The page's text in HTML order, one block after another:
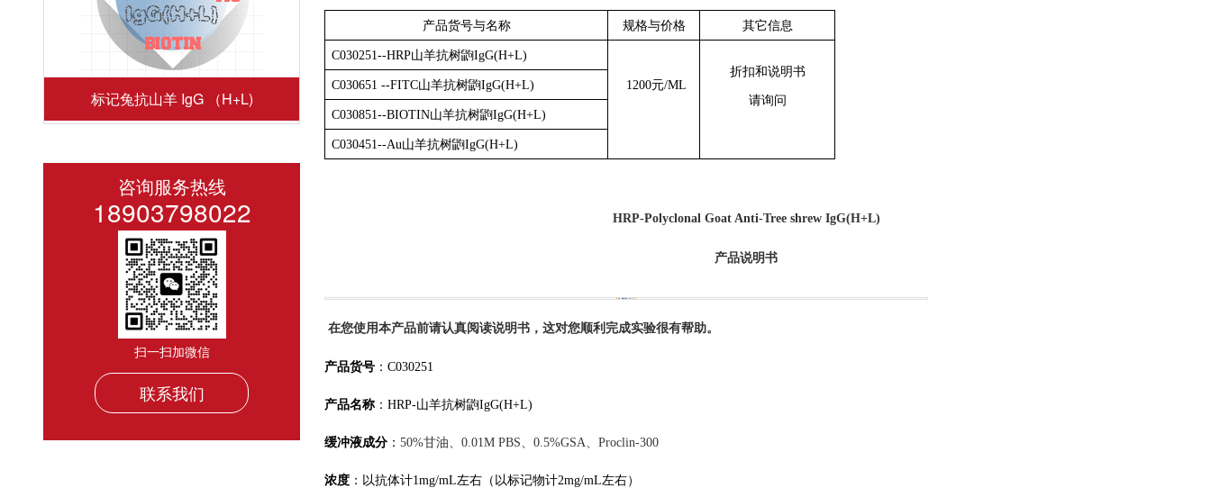
标记兔抗山羊 IgG （H+L)
咨询服务热线
18903798022
扫一扫加微信
联系我们
产品货号与名称 规格与价格 其它信息
C030251--HRP山羊抗树鼩IgG(H+L)
1200元/ML
折扣和说明书
请询问
C030651 --FITC山羊抗树鼩IgG(H+L)
C030851--BIOTIN山羊抗树鼩IgG(H+L)
C030451--Au山羊抗树鼩IgG(H+L)
HRP-Polyclonal Goat Anti-Tree shrew IgG(H+L)
产品说明书
在您使用本产品前请认真阅读说明书，这对您顺利完成实验很有帮助。
产品货号 ： C030251
产品名称 ： HRP-山羊抗树鼩IgG(H+L)
缓冲液成分 ： 50%甘油、 0.01M PBS、 0.5%GSA、 Proclin-300
浓度 ： 以抗体计1mg/mL左右 （以标记物计2mg/mL左右）